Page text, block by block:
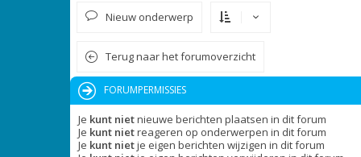
Nieuw onderwerp
Terug naar het forumoverzicht
FORUMPERMISSIES
Je kunt nietnieuwe berichten plaatsen in dit forum
Je kunt nietreageren op onderwerpen in dit forum
Je kunt nietje eigen berichten wijzigen in dit forum